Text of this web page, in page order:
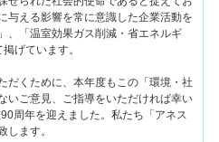
与える影響を常に意識した企業活動を
、「温室効果ガス削減・省エネルギ
げています。
くために、本年度もこの「環境・社
いご意見、ご指導をいただければ幸い
周年を迎えました。私たち「アネス
します。